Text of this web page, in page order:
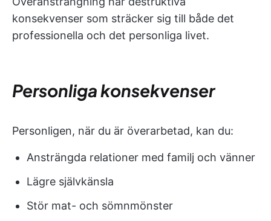
konsekvenser som sträcker sig till både det
professionella och det personliga livet.
Personliga konsekvenser
Personligen, när du är överarbetad, kan du:
Ansträngda relationer med familj och vänner
Lägre självkänsla
Stör mat- och sömnmönster